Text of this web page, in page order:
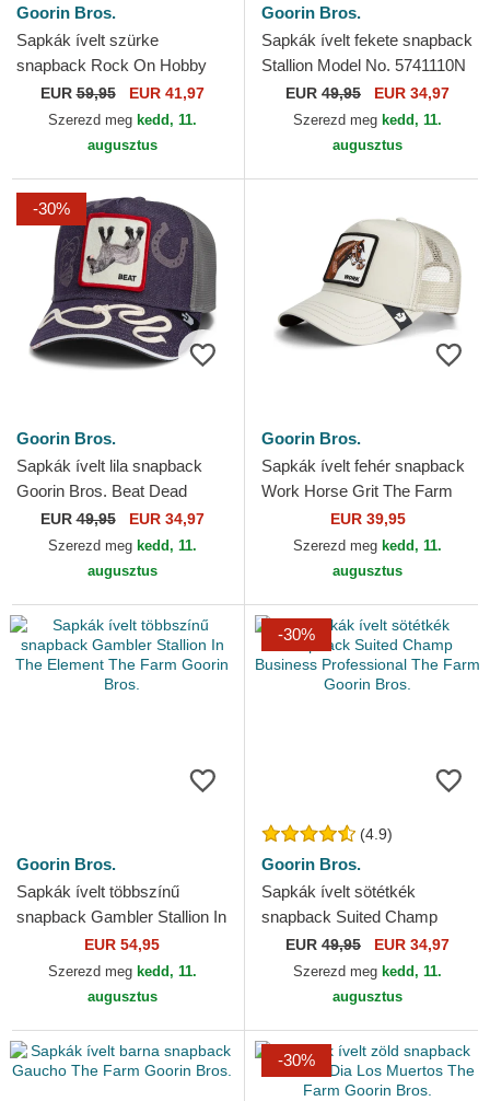
Goorin Bros.
Sapkák ívelt szürke
snapback Rock On Hobby
Horse Happy Thoughts The
Farm Goorin Bros.
EUR59,95 EUR 41,97
Szerezd meg kedd, 11.
augusztus
Goorin Bros.
Sapkák ívelt fekete snapback
Stallion Model No. 5741110N
Rodeo The Farm Goorin
Bros.
EUR 49,95 EUR 34,97
Szerezd meg kedd, 11.
augusztus
-30%
Goorin Bros.
Sapkák ívelt lila snapback
Goorin Bros. Beat Dead
Horse Horse Play The Farm
Purple Hat The Farm...
EUR49,95 EUR 34,97
Szerezd meg kedd, 11.
augusztus
Goorin Bros.
Sapkák ívelt fehér snapback
Work Horse Grit The Farm
Goorin Bros.EUR 39,95
Szerezd meg kedd, 11.
augusztus
Goorin Bros.
Sapkák ívelt többszínű
snapback Gambler Stallion In
The Element The Farm
Goorin Bros.
EUR 54,95
Szerezd meg kedd, 11.
augusztus
-30%
(4.9)
Goorin Bros.
Sapkák ívelt sötétkék
snapback Suited Champ
Business Professional The
Farm Goorin Bros.
EUR 49,95 EUR 34,97
Szerezd meg kedd, 11.
augusztus
-30%